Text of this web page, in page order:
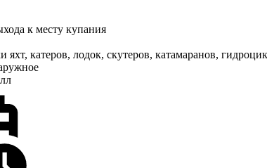
к месту купания
катеров, лодок, скутеров, катамаранов,